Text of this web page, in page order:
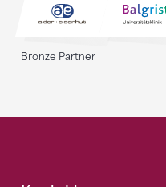
Bronze Partner